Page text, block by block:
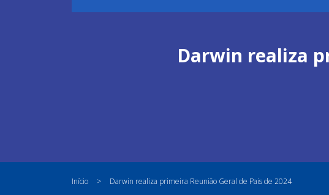
Darwin realiza
Início > Darwin realiza primeira Reunião Geral de Pais de 2024